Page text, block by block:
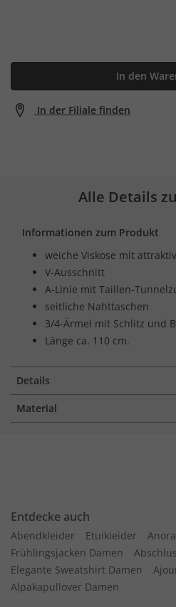
In den
In der Filiale finden
Alle Details
Informationen zum Produkt
weiche Viskose mit
V-Ausschnitt
A-Linie mit Taillen-
seitliche Nahttaschen
3/4-Ärmel mit Schlitz und
Länge ca. 110 cm.
Details
Material
Entdecke auch
Abendkleider Etuikleider
Frühlingsjacken Damen
Elegante Sweatshirt Damen
Alpakapullover Damen